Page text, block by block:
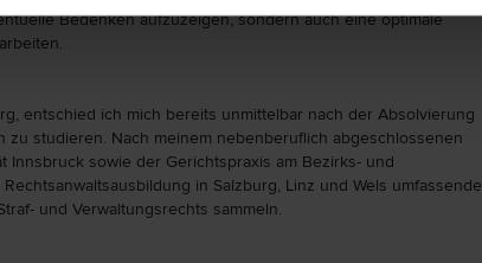
Bedenken aufzuzeigen, sondern auch eine optimale
entschied ich mich bereits unmittelbar nach der Absolvierung
zu studieren. Nach meinem nebenberuflich abgeschlossenen
Innsbruck sowie der Gerichtspraxis am Bezirks- und
in Salzburg, Linz und Wels umfassende
und Verwaltungsrechts sammeln.